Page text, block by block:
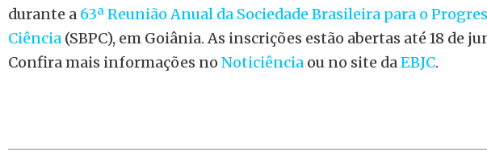
durante a 63ª Reunião Anual da Sociedade Brasileira para o
Ciência (SBPC), em Goiânia. As inscrições estão abertas até 18 de
Confira mais informações noNoticiência ou no site daEBJC.